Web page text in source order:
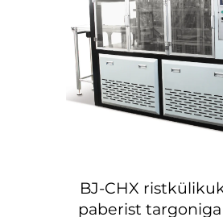
BJ-CHX
paberist targoniga